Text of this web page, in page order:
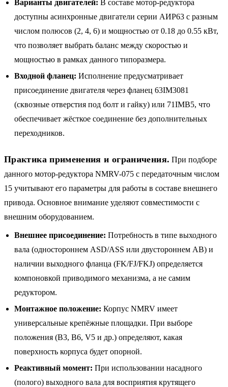
Варианты двигателей: В составе мотор-редуктора
доступны асинхронные двигатели серии АИР63 с разным
числом полюсов (2, 4, 6) и мощностью от 0.18 до 0.55 кВт,
что позволяет выбрать баланс между скоростью и
мощностью в рамках данного типоразмера.
Входной фланец: Исполнение предусматривает
присоединение двигателя через фланец 63IM3081
(сквозные отверстия под болт и гайку) или 71IMB5, что
обеспечивает жёсткое соединение без дополнительных
переходников.
Практика применения и ограничения. При подборе
данного мотор-редуктора NMRV-075 с передаточным числом
15 учитывают его параметры для работы в составе внешнего
привода. Основное внимание уделяют совместимости с
внешним оборудованием.
Внешнее присоединение: Потребность в типе выходного
вала (одностороннем ASD/ASS или двустороннем AB) и
наличии выходного фланца (FK/FJ/FKJ) определяется
компоновкой приводимого механизма, а не самим
редуктором.
Монтажное положение: Корпус NMRV имеет
универсальные крепёжные площадки. При выборе
положения (B3, B6, V5 и др.) определяют, какая
поверхность корпуса будет опорной.
Реактивный момент: При использовании насадного
(полого) выходного вала для восприятия крутящего